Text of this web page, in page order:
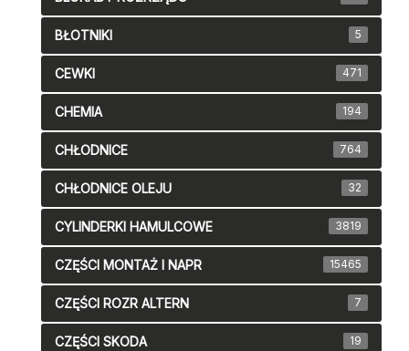
BŁOTNIKI 5
CEWKI 471
CHEMIA 194
CHŁODNICE 764
CHŁODNICE OLEJU 32
CYLINDERKI HAMULCOWE 3819
CZĘŚCI MONTAŻ I NAPR 15465
CZĘŚCI ROZR ALTERN 7
CZĘŚCI SKODA 19